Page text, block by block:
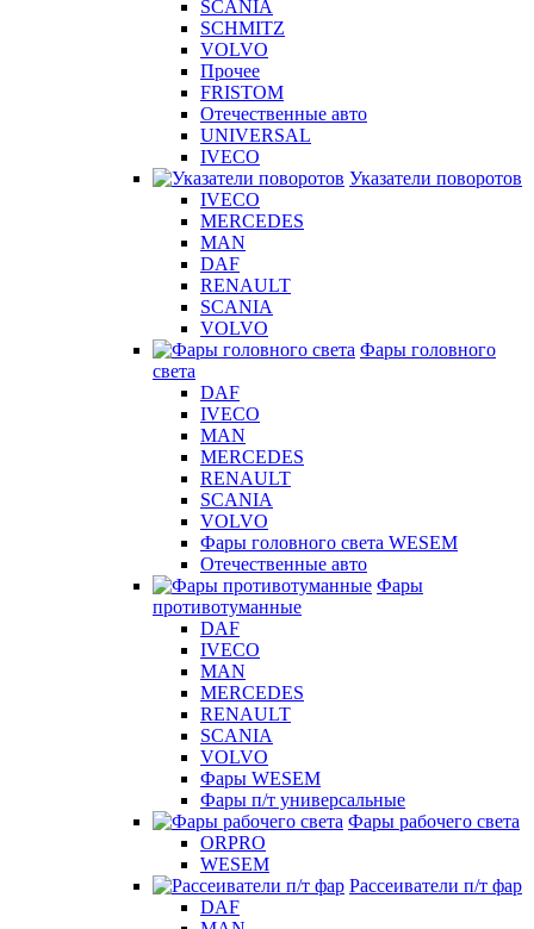
SCANIA
SCHMITZ
VOLVO
Прочее
FRISTOM
Отечественные авто
UNIVERSAL
IVECO
Указатели поворотов
IVECO
MERCEDES
MAN
DAF
RENAULT
SCANIA
VOLVO
Фары головного
света
DAF
IVECO
MAN
MERCEDES
RENAULT
SCANIA
VOLVO
Фары головного света WESEM
Отечественные авто
Фары
противотуманные
DAF
IVECO
MAN
MERCEDES
RENAULT
SCANIA
VOLVO
Фары WESEM
Фары п/т универсальные
Фары рабочего света
ORPRO
WESEM
Рассеиватели п/т фар
DAF